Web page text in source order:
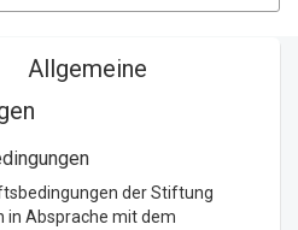
Allgemeine
der Stiftung
in Absprache mit dem